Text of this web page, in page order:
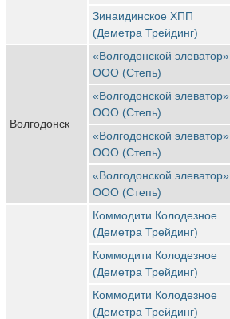
Зинаидинское ХПП
(Деметра Трейдинг)
Волгодонск
«Волгодонской элеватор»,
ООО (Степь)
«Волгодонской элеватор»,
ООО (Степь)
«Волгодонской элеватор»,
ООО (Степь)
«Волгодонской элеватор»,
ООО (Степь)
Коммодити Колодезное
(Деметра Трейдинг)
Коммодити Колодезное
(Деметра Трейдинг)
Коммодити Колодезное
(Деметра Трейдинг)